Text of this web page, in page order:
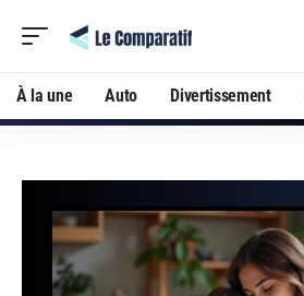
À la une Auto Divertissement